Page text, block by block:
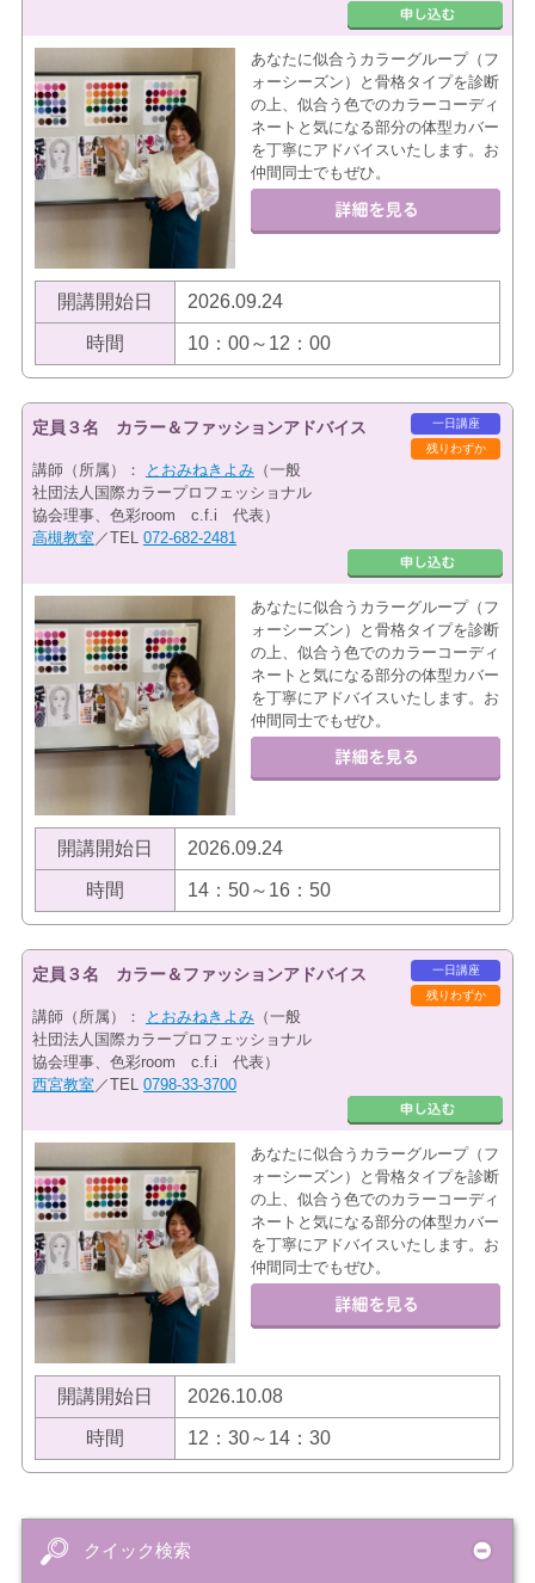
あなたに似合うカラーグループ（フ
ォーシーズン）と骨格タイプを診断
の上、似合う色でのカラーコーディ
ネートと気になる部分の体型カバー
を丁寧にアドバイスいたします。お
仲間同士でもぜひ。
開講開始日 2026.09.24
時間 10：00～12：00
一日講座
残りわずか
定員３名 カラー＆ファッションアドバイス
講師（所属）： とおみねきよみ（一般
社団法人国際カラープロフェッショナル
協会理事、色彩room c.f.i 代表）
高槻教室 ／TEL 072-682-2481
あなたに似合うカラーグループ（フ
ォーシーズン）と骨格タイプを診断
の上、似合う色でのカラーコーディ
ネートと気になる部分の体型カバー
を丁寧にアドバイスいたします。お
仲間同士でもぜひ。
開講開始日 2026.09.24
時間 14：50～16：50
一日講座
残りわずか
定員３名 カラー＆ファッションアドバイス
講師（所属）： とおみねきよみ（一般
社団法人国際カラープロフェッショナル
協会理事、色彩room c.f.i 代表）
西宮教室 ／TEL 0798-33-3700
あなたに似合うカラーグループ（フ
ォーシーズン）と骨格タイプを診断
の上、似合う色でのカラーコーディ
ネートと気になる部分の体型カバー
を丁寧にアドバイスいたします。お
仲間同士でもぜひ。
開講開始日 2026.10.08
時間 12：30～14：30
クイック検索